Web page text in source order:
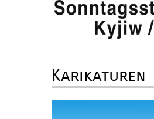
Karikaturen